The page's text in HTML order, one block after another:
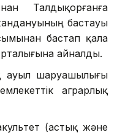
Талдықорғанға
бастауы
бастап қала
айналды.
ауыл шаруашылығы
аграрлық
(астық және